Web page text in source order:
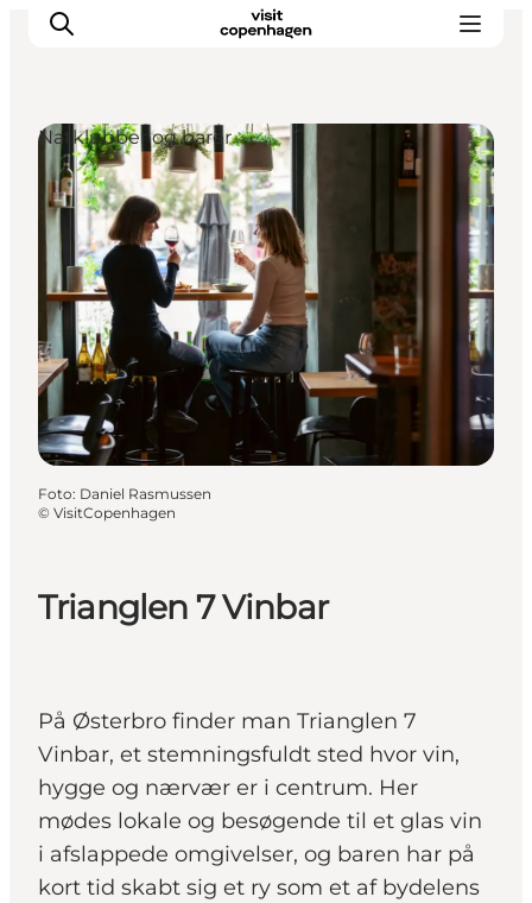
This is Copenhagen
Aktiviteter
Spis & drik
Områder
Planlæg din tur
CopenPay
Copenhagen Card
Trianglen 7 Vinbar
På Østerbro finder man Trianglen 7
Vinbar, et stemningsfuldt sted hvor vin,
hygge og nærvær er i centrum. Her
mødes lokale og besøgende til et glas vin
i afslappede omgivelser, og baren har på
kort tid skabt sig et ry som et af bydelens
Natklubber og barer
Foto: Daniel Rasmussen
© VisitCopenhagen